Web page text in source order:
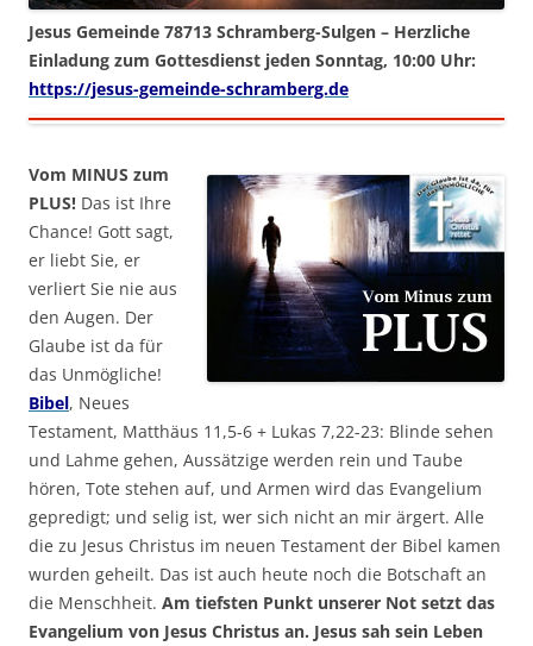
Jesus Gemeinde 78713 Schramberg-Sulgen – Herzliche
Einladung zum Gottesdienst jeden Sonntag, 10:00 Uhr:
https://jesus-gemeinde-schramberg.de
Vom MINUS zum
PLUS! Das ist Ihre
Chance! Gott sagt,
er liebt Sie, er
verliert Sie nie aus
den Augen. Der
Glaube ist da für
das Unmögliche!
Bibel, Neues
Testament, Matthäus 11,5-6 + Lukas 7,22-23: Blinde sehen
und Lahme gehen, Aussätzige werden rein und Taube
hören, Tote stehen auf, und Armen wird das Evangelium
gepredigt; und selig ist, wer sich nicht an mir ärgert. Alle
die zu Jesus Christus im neuen Testament der Bibel kamen
wurden geheilt. Das ist auch heute noch die Botschaft an
die Menschheit. Am tiefsten Punkt unserer Not setzt das
Evangelium von Jesus Christus an. Jesus sah sein Leben